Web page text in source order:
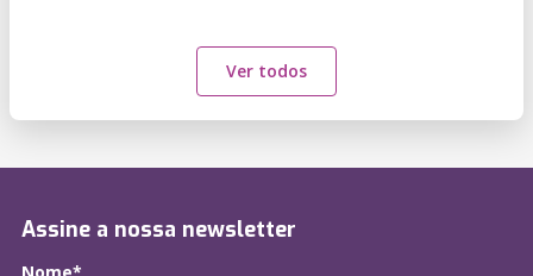
Ver todos
Assine a nossa newsletter
Nome*